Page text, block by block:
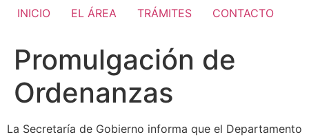
INICIO EL ÁREA TRÁMITES CONTACTO
Promulgación de
Ordenanzas
La Secretaría de Gobierno informa que el Departamento